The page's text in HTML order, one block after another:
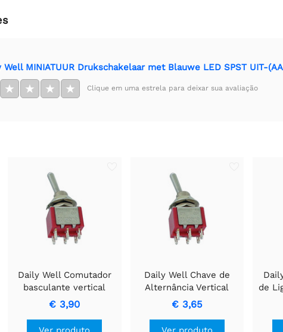
Well MINIATUUR Drukschakelaar met Blauwe LED SPST UIT-
★ ★ ★ ★ Clique em uma estrela para deixar sua avaliação
Daily Well Comutador
basculante vertical
DPDT ON-ON
€ 3,90
Daily Well Chave de
Alternância Vertical
DPDT On-On para Placa
de Circuito Impresso
€ 3,65
de